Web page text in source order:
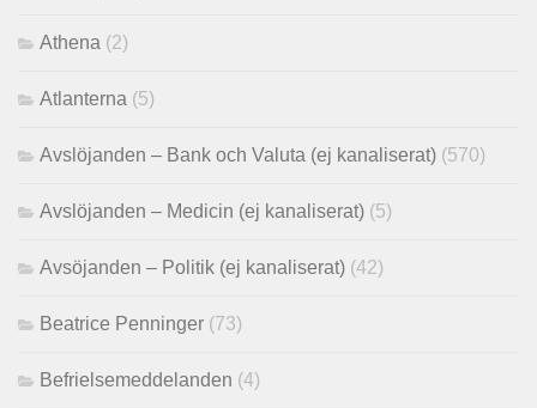
Athena (2)
Atlanterna (5)
Avslöjanden – Bank och Valuta (ej kanaliserat) (570)
Avslöjanden – Medicin (ej kanaliserat) (5)
Avsöjanden – Politik (ej kanaliserat) (42)
Beatrice Penninger (73)
Befrielsemeddelanden (4)